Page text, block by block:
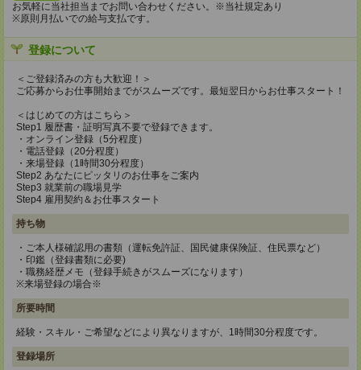
お気軽に当社担当までお問い合わせください。※当社規定あり
※原則月払いでの給与支払です。
登録について
＜ご登録済みの方も大歓迎！＞
ご応募からお仕事開始までがスムーズです。最短翌日からお仕事スタート！
＜はじめての方はこちら＞
Step1 履歴書・証明写真不要で登録できます。
・オンライン登録（5分程度）
・電話登録（20分程度）
・来場登録（1時間30分程度）
Step2 あなたにピッタリのお仕事をご案内
Step3 就業前の職場見学
Step4 雇用契約＆お仕事スタート
持ち物
・ご本人様確認用の書類（運転免許証、国民健康保険証、住民票など）
・印鑑（登録書類に必要)
・職務経歴メモ（登録手続きがスムーズになります）
※来場登録の場合※
所要時間
経験・スキル・ご希望などにより異なりますが、1時間30分程度です。
登録場所